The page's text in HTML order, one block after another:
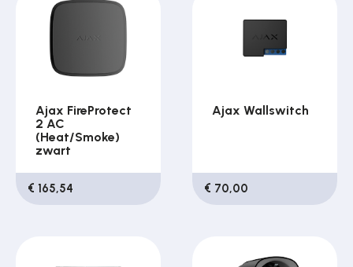
Ajax FireProtect
2 AC
(Heat/Smoke)
zwart
€ 165,54
Ajax Wallswitch
€ 70,00